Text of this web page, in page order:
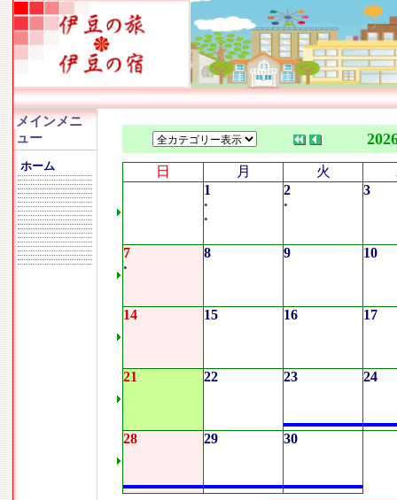
メインメニ
ュー
ホーム 日 月 火
1
•
•
2
•
3
7
•
8 9 10
14 15 16 17
21 22 23 24
28 29 30